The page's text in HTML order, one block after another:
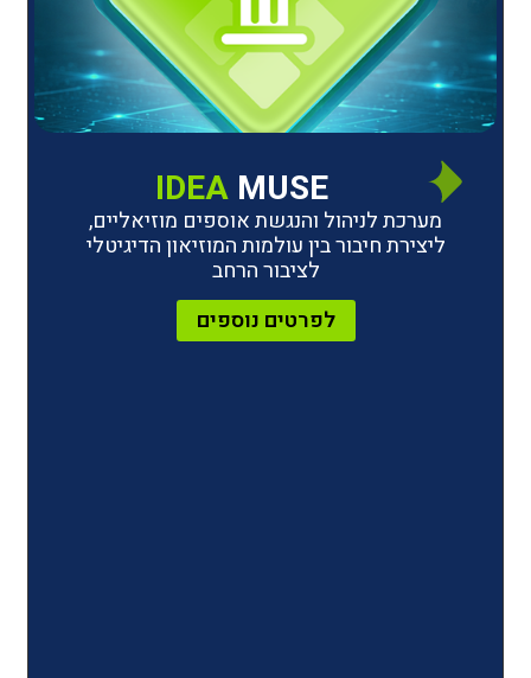
IDEA MUSE
והנגשת אוספים מוזיאליים,
בין עולמות המוזיאון הדיגיטלי